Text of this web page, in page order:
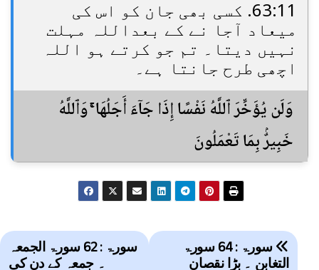
63:11. کسی بھی جان کو اس کی
میعاد آجا نے کے بعداللہ مہلت
نہیں دیتا۔ تم جو کرتے ہو اللہ
اچھی طرح جانتا ہے۔
وَلَن يُؤَخِّرَ ٱللَّهُ نَفْسًا إِذَا جَآءَ أَجَلُهَا ۚ وَٱللَّهُ
خَبِيرٌۢ بِمَا تَعْمَلُونَ
Post
navigation
سورۃ : 62 سورۃ الجمعہ
۔ جمعہ کے دن کی
سورۃ : 64 سورۃ
التغابن ۔ بڑا نقصان